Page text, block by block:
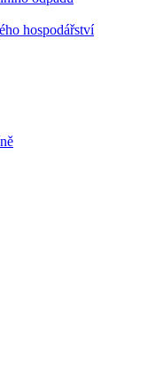
hospodářství